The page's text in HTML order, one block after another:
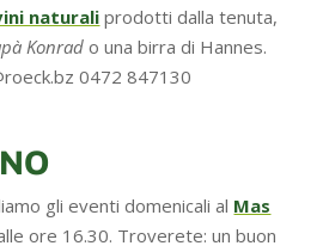
naturali prodotti dalla tenuta,
Konrado una birra di Hannes.
0472 847130
gli eventi domenicali al Mas
ore 16.30. Troverete: un buon